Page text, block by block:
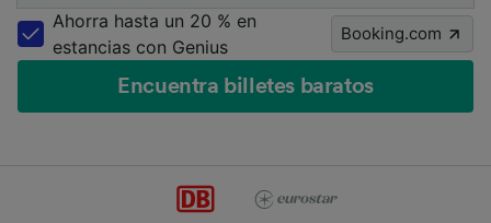
Ahorra hasta un 20 % en
estancias con Genius
Booking.com
Encuentra billetes baratos